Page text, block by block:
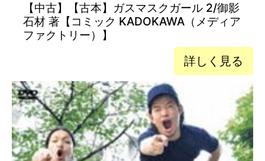
【中古】【古本】ガスマスクガール 2/御影
石材 著【コミック KADOKAWA（メディア
ファクトリー）】
詳しく見る